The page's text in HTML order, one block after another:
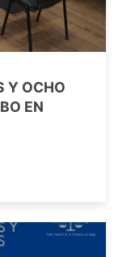
Y OCHO
EN